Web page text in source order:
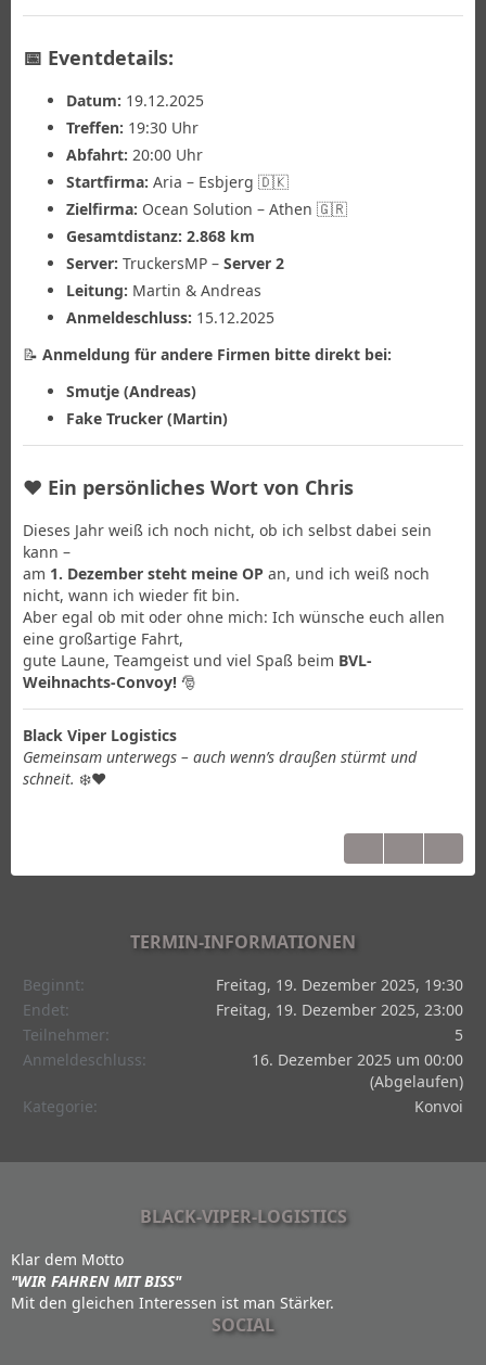
📅 Eventdetails:
Datum: 19.12.2025
Treffen: 19:30 Uhr
Abfahrt: 20:00 Uhr
Startfirma: Aria – Esbjerg 🇩🇰
Zielfirma: Ocean Solution – Athen 🇬🇷
Gesamtdistanz: 2.868 km
Server: TruckersMP – Server 2
Leitung: Martin & Andreas
Anmeldeschluss: 15.12.2025
📝 Anmeldung für andere Firmen bitte direkt bei:
Smutje (Andreas)
Fake Trucker (Martin)
❤️ Ein persönliches Wort von Chris
Dieses Jahr weiß ich noch nicht, ob ich selbst dabei sein
kann –
am 1. Dezember steht meine OP an, und ich weiß noch
nicht, wann ich wieder fit bin.
Aber egal ob mit oder ohne mich: Ich wünsche euch allen
eine großartige Fahrt,
gute Laune, Teamgeist und viel Spaß beim BVL-
Weihnachts-Convoy! 🎅
Black Viper Logistics
Gemeinsam unterwegs – auch wenn’s draußen stürmt und
schneit. ❄️❤️
TERMIN-INFORMATIONEN
Beginnt
Freitag, 19. Dezember 2025, 19:30
Endet
Freitag, 19. Dezember 2025, 23:00
Teilnehmer
5
Anmeldeschluss
16. Dezember 2025 um 00:00
(Abgelaufen)
Kategorie
Konvoi
BLACK-VIPER-LOGISTICS
Klar dem Motto
"WIR FAHREN MIT BISS"
Mit den gleichen Interessen ist man Stärker.
SOCIAL